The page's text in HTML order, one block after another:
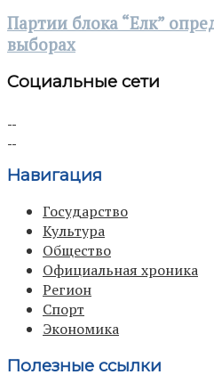
Партии блока “Елк”
выборах
Социальные сети
Навигация
Государство
Культура
Общество
Официальная хроника
Регион
Спорт
Экономика
Полезные ссылки